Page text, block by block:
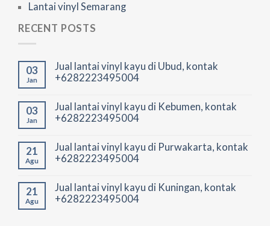
Lantai vinyl Semarang
RECENT POSTS
03
Jan
Jual lantai vinyl kayu di Ubud, kontak
+6282223495004
03
Jan
Jual lantai vinyl kayu di Kebumen, kontak
+6282223495004
21
Agu
Jual lantai vinyl kayu di Purwakarta, kontak
+6282223495004
21
Agu
Jual lantai vinyl kayu di Kuningan, kontak
+6282223495004